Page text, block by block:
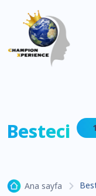
Besteci
Ana sayfa